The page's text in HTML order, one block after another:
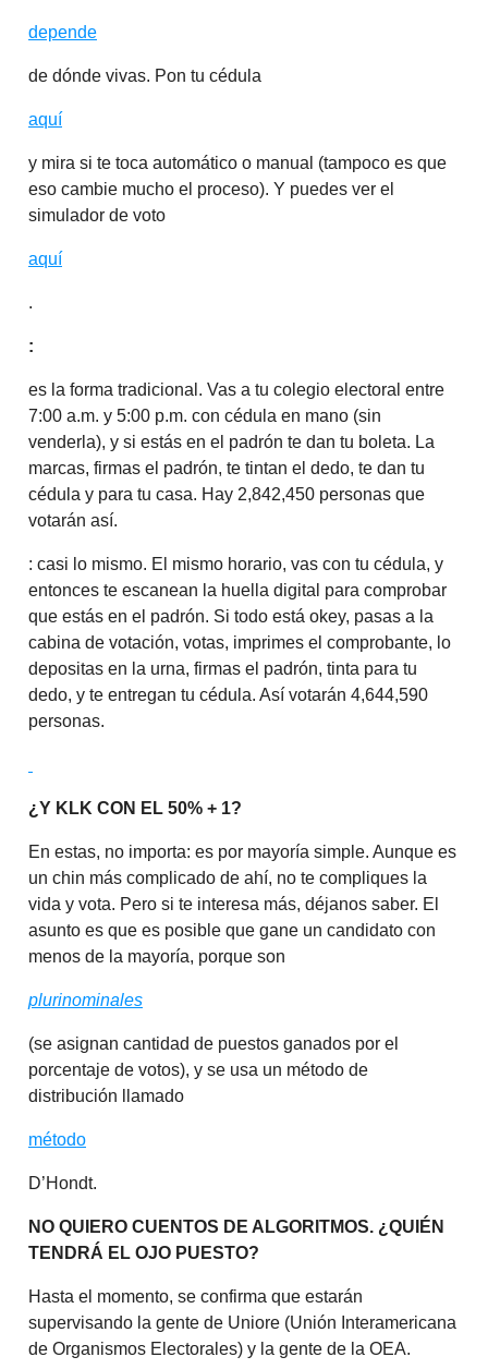
depende
de dónde vivas. Pon tu cédula
aquí
y mira si te toca automático o manual (tampoco es que
eso cambie mucho el proceso). Y puedes ver el
simulador de voto
aquí
.
:
es la forma tradicional. Vas a tu colegio electoral entre
7:00 a.m. y 5:00 p.m. con cédula en mano (sin
venderla), y si estás en el padrón te dan tu boleta. La
marcas, firmas el padrón, te tintan el dedo, te dan tu
cédula y para tu casa. Hay 2,842,450 personas que
votarán así.
: casi lo mismo. El mismo horario, vas con tu cédula, y
entonces te escanean la huella digital para comprobar
que estás en el padrón. Si todo está okey, pasas a la
cabina de votación, votas, imprimes el comprobante, lo
depositas en la urna, firmas el padrón, tinta para tu
dedo, y te entregan tu cédula. Así votarán 4,644,590
personas.
¿Y KLK CON EL 50% + 1?
En estas, no importa: es por mayoría simple. Aunque es
un chin más complicado de ahí, no te compliques la
vida y vota. Pero si te interesa más, déjanos saber. El
asunto es que es posible que gane un candidato con
menos de la mayoría, porque son
plurinominales
(se asignan cantidad de puestos ganados por el
porcentaje de votos), y se usa un método de
distribución llamado
método
D’Hondt.
NO QUIERO CUENTOS DE ALGORITMOS. ¿QUIÉN
TENDRÁ EL OJO PUESTO?
Hasta el momento, se confirma que estarán
supervisando la gente de Uniore (Unión Interamericana
de Organismos Electorales) y la gente de la OEA.